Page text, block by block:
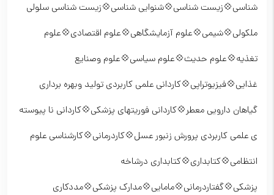
شناسی💠زیست شناسی💠شنوایی شناسی💠زیست شناسی سلولی
ملکولی💠شیمی💠علوم آزمایشگاهی💠علوم اقتصادی💠علوم
تغذیه💠علوم حدیث💠علوم سیاسی💠علوم وصنایع
غذایی💠فیزیوتراپی💠کاردانی علمی کاربردی تولید وبهره برداری
گیاهان دارویی معطر💠کاردانی فوریتهای پزشکی💠کاردانی نا پیوسته
ی علمی کاربردی پرورش زنبور عسل💠کاردرمانی💠کارشناسی علوم
انتظامی💠کتابداری💠کتابداری درشاخه
پزشکی💠گفتاردرمانی💠مامایی💠مدارک پزشکی💠مددکاری